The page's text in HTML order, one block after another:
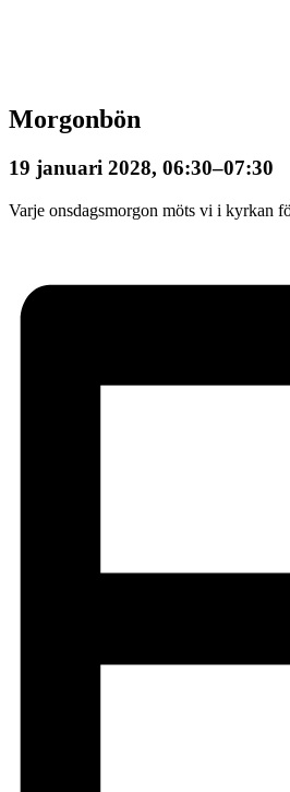
Morgonbön
19 januari 2028, 06:30–07:30
Varje onsdagsmorgon möts vi i kyrkan